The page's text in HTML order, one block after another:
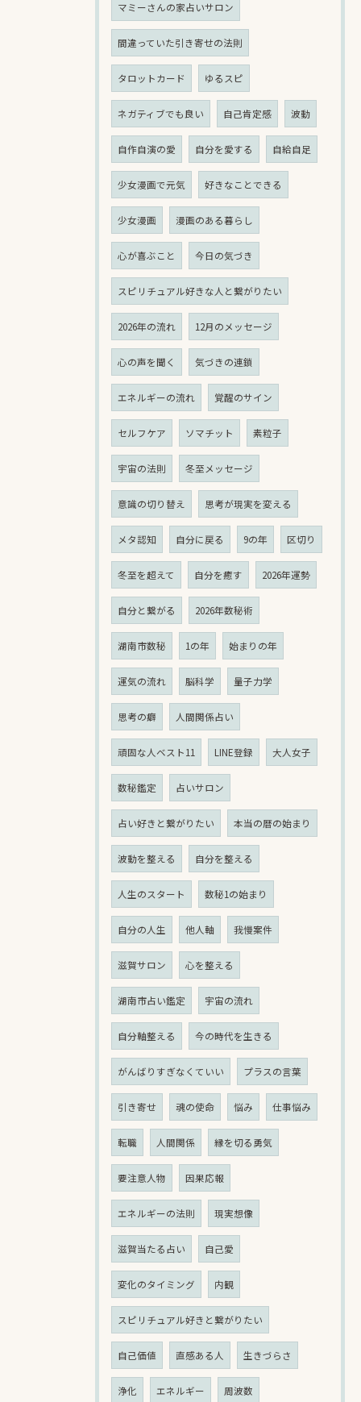
マミーさんの家占いサロン
間違っていた引き寄せの法則
タロットカード ゆるスピ
ネガティブでも良い 自己肯定感 波動
自作自演の愛 自分を愛する 自給自足
少女漫画で元気 好きなことできる
少女漫画 漫画のある暮らし
心が喜ぶこと 今日の気づき
スピリチュアル好きな人と繋がりたい
2026年の流れ 12月のメッセージ
心の声を聞く 気づきの連鎖
エネルギーの流れ 覚醒のサイン
セルフケア ソマチット 素粒子
宇宙の法則 冬至メッセージ
意識の切り替え 思考が現実を変える
メタ認知 自分に戻る 9の年 区切り
冬至を超えて 自分を癒す 2026年運勢
自分と繋がる 2026年数秘術
湖南市数秘 1の年 始まりの年
運気の流れ 脳科学 量子力学
思考の癖 人間関係占い
頑固な人ベスト11 LINE登録 大人女子
数秘鑑定 占いサロン
占い好きと繋がりたい 本当の暦の始まり
波動を整える 自分を整える
人生のスタート 数秘1の始まり
自分の人生 他人軸 我慢案件
滋賀サロン 心を整える
湖南市占い鑑定 宇宙の流れ
自分軸整える 今の時代を生きる
がんばりすぎなくていい プラスの言葉
引き寄せ 魂の使命 悩み 仕事悩み
転職 人間関係 縁を切る勇気
要注意人物 因果応報
エネルギーの法則 現実想像
滋賀当たる占い 自己愛
変化のタイミング 内観
スピリチュアル好きと繋がりたい
自己価値 直感ある人 生きづらさ
浄化 エネルギー 周波数